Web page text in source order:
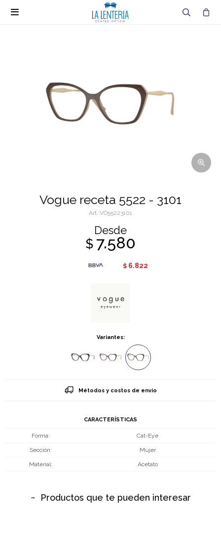

Vogue receta 5522 - 3101
VO55223101
Desde
$ 7.580
$ 6.822
Variantes:
Métodos y costos de envío
CARACTERÍSTICAS
Forma Cat-Eye
Sección Mujer
Material Acetato
Productos que te pueden interesar